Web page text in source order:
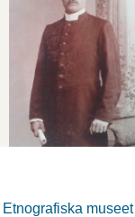
Etnografiska museet